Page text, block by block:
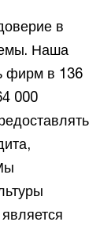
в
Наша
фирм в 136
000